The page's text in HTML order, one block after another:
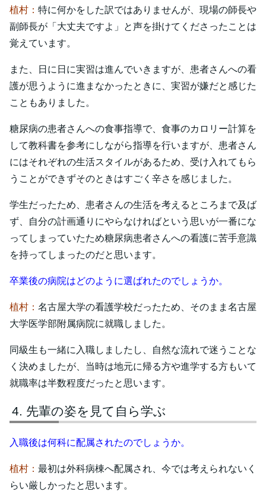
植村： 特に何かをした訳ではありませんが、現場の師長や
副師長が「大丈夫ですよ」と声を掛けてくださったことは
覚えています。
また、日に日に実習は進んでいきますが、患者さんへの看
護が思うように進まなかったときに、実習が嫌だと感じた
こともありました。
糖尿病の患者さんへの食事指導で、食事のカロリー計算を
して教科書を参考にしながら指導を行いますが、患者さん
にはそれぞれの生活スタイルがあるため、受け入れてもら
うことができずそのときはすごく辛さを感じました。
学生だったため、患者さんの生活を考えるところまで及ば
ず、自分の計画通りにやらなければという思いが一番にな
ってしまっていたため糖尿病患者さんへの看護に苦手意識
を持ってしまったのだと思います。
卒業後の病院はどのように選ばれたのでしょうか。
植村： 名古屋大学の看護学校だったため、そのまま名古屋
大学医学部附属病院に就職しました。
同級生も一緒に入職しましたし、自然な流れで迷うことな
く決めましたが、当時は地元に帰る方や進学する方もいて
就職率は半数程度だったと思います。
先輩の姿を見て自ら学ぶ
入職後は何科に配属されたのでしょうか。
植村： 最初は外科病棟へ配属され、今では考えられないく
らい厳しかったと思います。